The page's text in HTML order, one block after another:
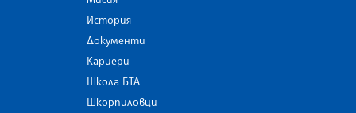
История
Документи
Кариери
Школа БТА
Шкорпиловци